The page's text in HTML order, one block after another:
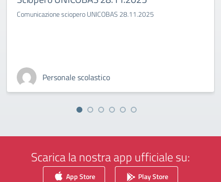
Comunicazione sciopero UNICOBAS 28.11.2025
Personale scolastico
Scarica la nostra app ufficiale su:
App Store Play Store